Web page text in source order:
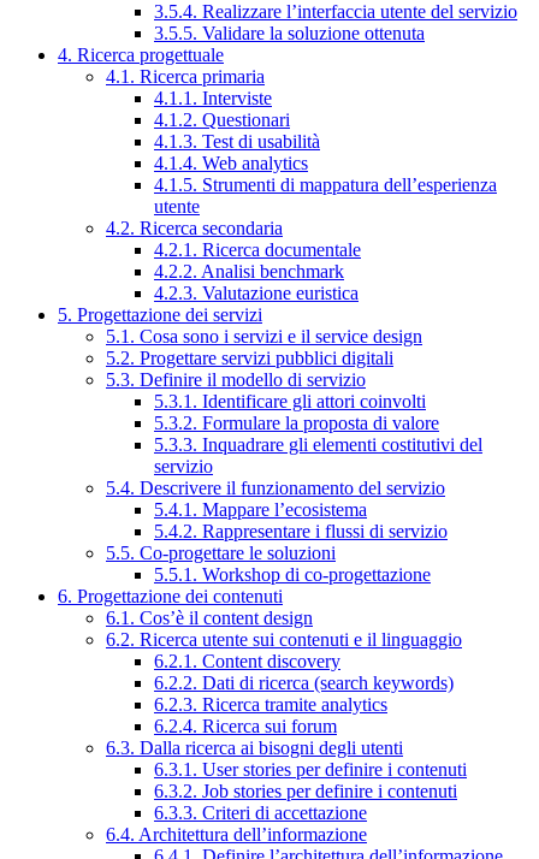
3.5.4. Realizzare l’interfaccia utente del servizio
3.5.5. Validare la soluzione ottenuta
4. Ricerca progettuale
4.1. Ricerca primaria
4.1.1. Interviste
4.1.2. Questionari
4.1.3. Test di usabilità
4.1.4. Web analytics
4.1.5. Strumenti di mappatura dell’esperienza
utente
4.2. Ricerca secondaria
4.2.1. Ricerca documentale
4.2.2. Analisi benchmark
4.2.3. Valutazione euristica
5. Progettazione dei servizi
5.1. Cosa sono i servizi e il service design
5.2. Progettare servizi pubblici digitali
5.3. Definire il modello di servizio
5.3.1. Identificare gli attori coinvolti
5.3.2. Formulare la proposta di valore
5.3.3. Inquadrare gli elementi costitutivi del
servizio
5.4. Descrivere il funzionamento del servizio
5.4.1. Mappare l’ecosistema
5.4.2. Rappresentare i flussi di servizio
5.5. Co-progettare le soluzioni
5.5.1. Workshop di co-progettazione
6. Progettazione dei contenuti
6.1. Cos’è il content design
6.2. Ricerca utente sui contenuti e il linguaggio
6.2.1. Content discovery
6.2.2. Dati di ricerca (search keywords)
6.2.3. Ricerca tramite analytics
6.2.4. Ricerca sui forum
6.3. Dalla ricerca ai bisogni degli utenti
6.3.1. User stories per definire i contenuti
6.3.2. Job stories per definire i contenuti
6.3.3. Criteri di accettazione
6.4. Architettura dell’informazione